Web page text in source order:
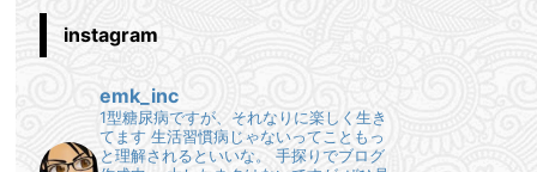
instagram
emk_inc
1型糖尿病ですが、それなりに楽しく生き
てます 生活習慣病じゃないってこともっ
と理解されるといいな。
手探りでブログ